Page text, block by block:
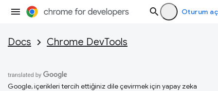
Oturum aç
Docs Chrome DevTools
Google, içerikleri tercih ettiğiniz dile çevirmek için yapay zeka